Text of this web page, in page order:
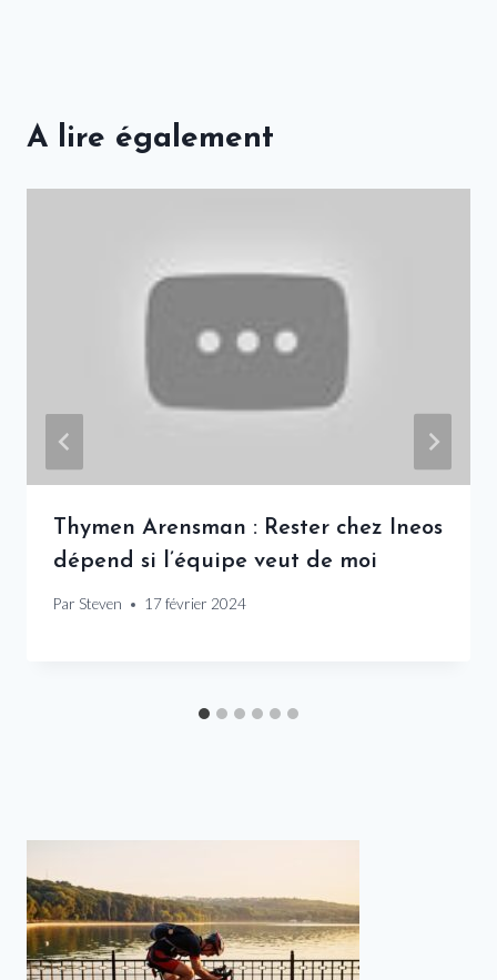
A lire également
Thymen Arensman : Rester chez Ineos
dépend si l’équipe veut de moi
Par Steven 17 février 2024